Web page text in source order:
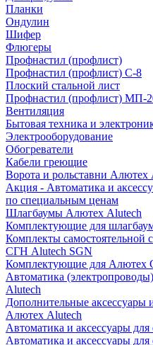
Планки
Ондулин
Шифер
Флюгеры
Профнастил (профлист)
Профнастил (профлист) С-8
Плоский стальной лист
Профнастил (профлист) МП-
Вентиляция
Бытовая техника и
Электрооборудование
Обогреватели
Кабели греющие
Ворота и рольставни Алютех
Акция - Автоматика и
по специальным ценам
Шлагбаумы Алютех Alutech
Комплектующие для
Комплекты самостоятельной
СГН Alutech SGN
Комплектующие для Алютех
Автоматика
Alutech
Дополнительные аксессуары
Алютех Alutech
Автоматика и аксессуары
Автоматика и аксессуары